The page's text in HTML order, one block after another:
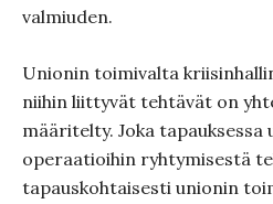
valmiuden.
Unionin toimivalta
niihin liittyvät tehtävät on
määritelty. Joka
operaatioihin ryhtymisestä
tapauskohtaisesti unionin